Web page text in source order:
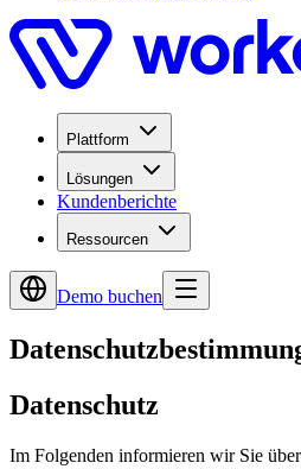
Plattform
Lösungen
Kundenberichte
Ressourcen
Demo buchen
Datenschutz
Im Folgenden informieren wir Sie